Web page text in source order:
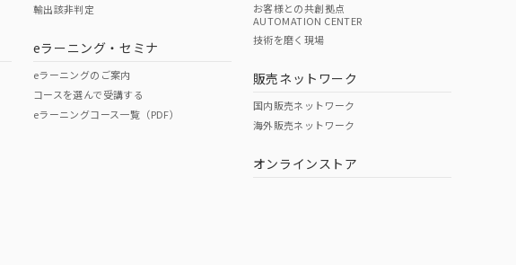
輸出該非判定
eラーニング・セミナ
eラーニングのご案内
コースを選んで受講する
eラーニングコース一覧（PDF）
お客様との共創拠点
AUTOMATION CENTER
技術を磨く現場
販売ネットワーク
国内販売ネットワーク
海外販売ネットワーク
オンラインストア